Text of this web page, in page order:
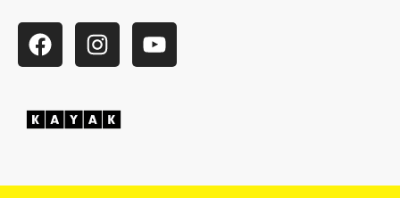
FacebookInstagramYouTube